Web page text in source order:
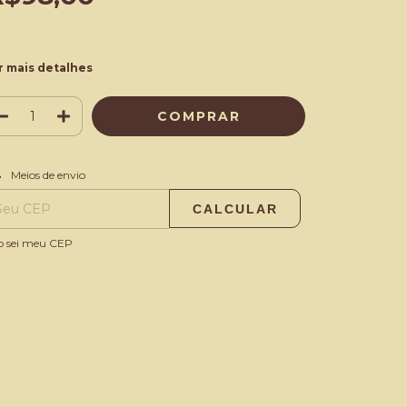
mais detalhes
para o CEP:
Meios de envio
CALCULAR
sei meu CEP